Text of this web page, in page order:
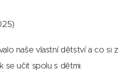
naše vlastní dětství a co si
se učit spolu s dětmi.